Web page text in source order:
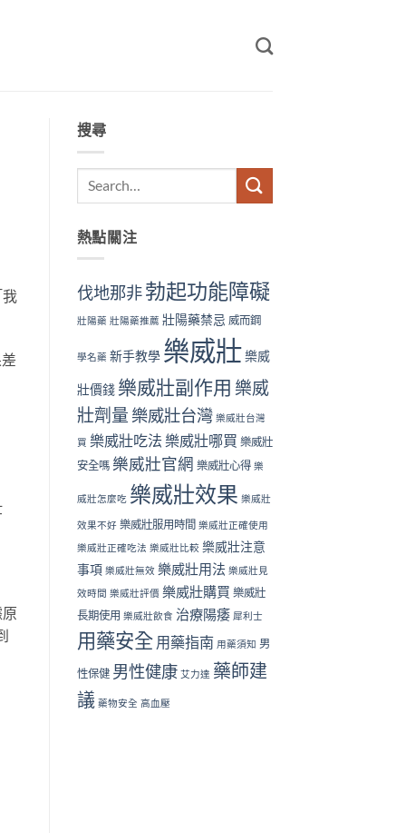
搜尋
熱點關注
伐地那非 勃起功能障礙
壯陽藥 壯陽藥推薦 壯陽藥禁忌 威而鋼
學名藥 新手教學 樂威壯 樂威
壯價錢 樂威壯副作用 樂威
壯劑量 樂威壯台灣 樂威壯台灣
買 樂威壯吃法 樂威壯哪買 樂威壯
安全嗎 樂威壯官網 樂威壯心得 樂
威壯怎麼吃 樂威壯效果 樂威壯
效果不好 樂威壯服用時間 樂威壯正確使用
樂威壯正確吃法 樂威壯比較 樂威壯注意
事項 樂威壯無效 樂威壯用法 樂威壯見
效時間 樂威壯評價 樂威壯購買 樂威壯
長期使用 樂威壯飲食 治療陽痿 犀利士
用藥安全 用藥指南 用藥須知 男
性保健 男性健康 艾力達 藥師建
議 藥物安全 高血壓